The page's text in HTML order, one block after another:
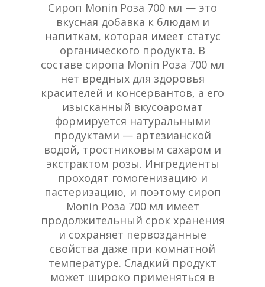
Сироп Monin Роза 700 мл — это
вкусная добавка к блюдам и
напиткам, которая имеет статус
органического продукта. В
составе сиропа Monin Роза 700 мл
нет вредных для здоровья
красителей и консервантов, а его
изысканный вкусоаромат
формируется натуральными
продуктами — артезианской
водой, тростниковым сахаром и
экстрактом розы. Ингредиенты
проходят гомогенизацию и
пастеризацию, и поэтому сироп
Monin Роза 700 мл имеет
продолжительный срок хранения
и сохраняет первозданные
свойства даже при комнатной
температуре. Сладкий продукт
может широко применяться в